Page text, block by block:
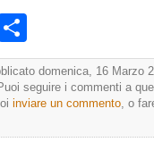
WhatsApp
domenica, 16 Marzo
seguire i commenti a
inviare un commento, o